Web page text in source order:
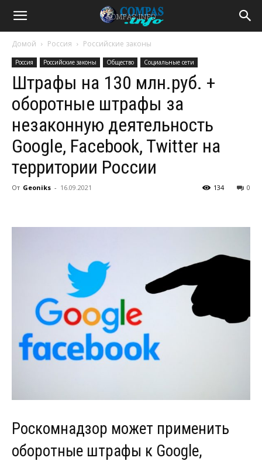
Домой Россия Российские законы
Россия Российские законы Общество Социальные сети
Штрафы на 130 млн.руб. +
оборотные штрафы за
незаконную деятельность
Google, Facebook, Twitter на
территории России
От Geoniks - 16.09.2021 0
134
Роскомнадзор может применить
оборотные штрафы к Google,